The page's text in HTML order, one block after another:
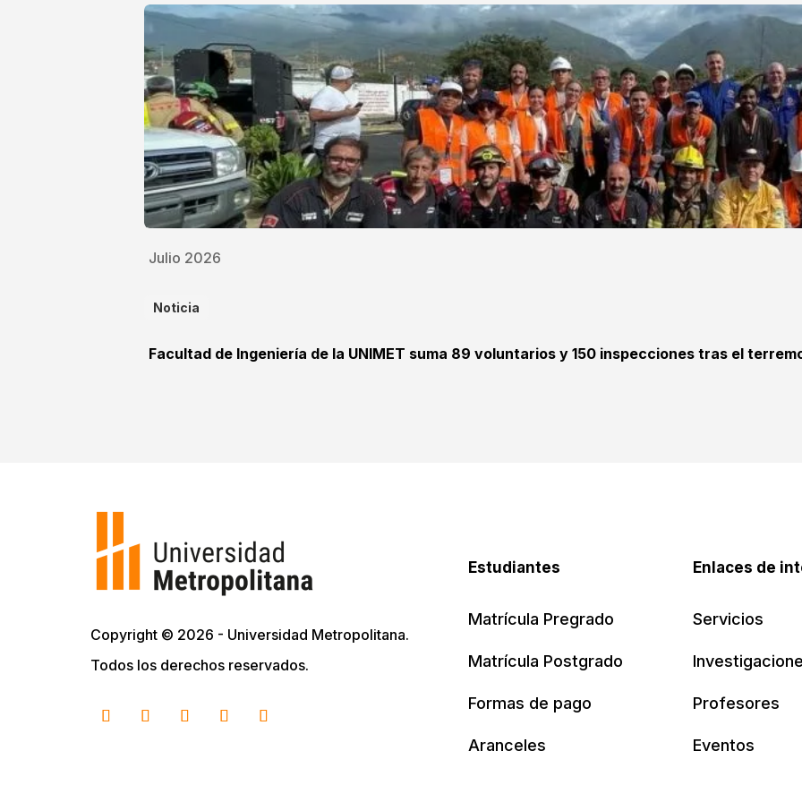
Julio 2026
Noticia
Facultad de Ingeniería de la UNIMET suma 89 voluntarios y 150 inspecciones tras el
Copyright © 2026 - Universidad Metropolitana.
Todos los derechos reservados.
Estudiantes
Matrícula Pregrado
Matrícula Postgrado
Formas de pago
Aranceles
Enlaces de
Servicios
Profesores
Eventos